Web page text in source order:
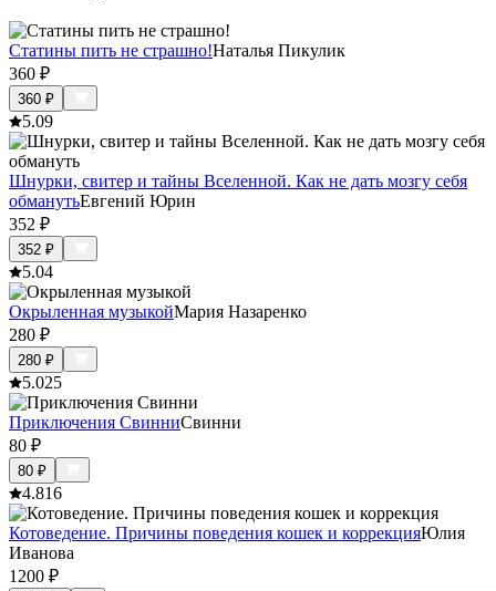
Статины пить не страшно!Наталья Пикулик
360 ₽
360 ₽
5.09
Шнурки, свитер и тайны Вселенной. Как не дать мозгу себя
обманутьЕвгений Юрин
352 ₽
352 ₽
5.04
Окрыленная музыкойМария Назаренко
280 ₽
280 ₽
5.025
Приключения СвинниСвинни
80 ₽
80 ₽
4.816
Котоведение. Причины поведения кошек и коррекцияЮлия
Иванова
1200 ₽